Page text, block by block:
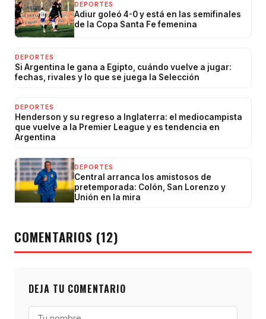
DEPORTES
Adiur goleó 4-0 y está en las semifinales
de la Copa Santa Fe femenina
DEPORTES
Si Argentina le gana a Egipto, cuándo vuelve a jugar:
fechas, rivales y lo que se juega la Selección
DEPORTES
Henderson y su regreso a Inglaterra: el mediocampista
que vuelve a la Premier League y es tendencia en
Argentina
DEPORTES
Central arranca los amistosos de
pretemporada: Colón, San Lorenzo y
Unión en la mira
COMENTARIOS (12)
DEJA TU COMENTARIO